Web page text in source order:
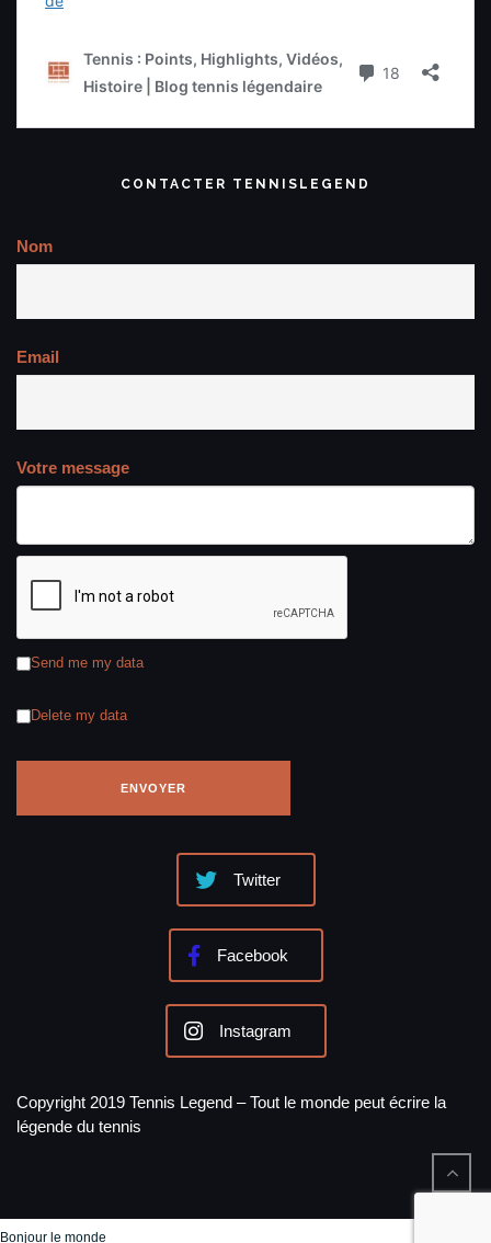
CONTACTER TENNISLEGEND
Nom
Email
Votre message
Send me my data
Delete my data
Twitter
Facebook
Instagram
Copyright 2019 Tennis Legend – Tout le monde peut écrire la
légende du tennis
Bonjour le monde